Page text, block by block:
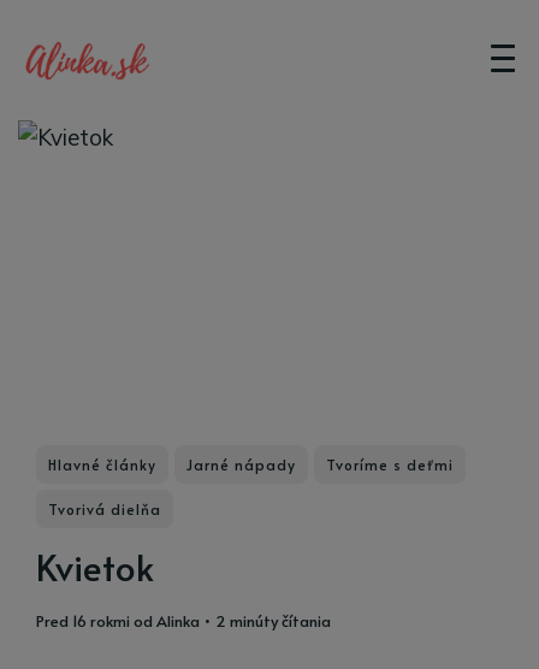
Hlavné články Jarné nápady Tvoríme s deťmi
Tvorivá dielňa
Kvietok
pred 16 rokmi od Alinka • 2 minúty čítania